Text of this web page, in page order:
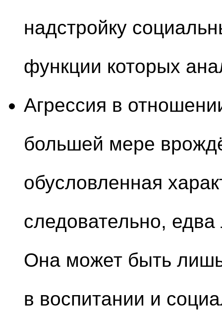
надстройку
функции которых
Агрессия в
большей мере
обусловленная
следовательно,
Она может быть
в воспитании и